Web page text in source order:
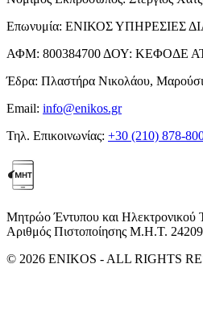
Επωνυμία: ΕΝΙΚΟΣ ΥΠΗΡΕΣΙΕΣ
ΑΦΜ: 800384700 ΔΟΥ: ΚΕΦΟΔΕ
Έδρα: Πλαστήρα Νικολάου,
Email: info@enikos.gr
Τηλ. Επικοινωνίας: +30 (210) 878-
Μητρώο Έντυπου και Ηλεκτρονικού
Αριθμός Πιστοποίησης Μ.Η.Τ.
© 2026 ENIKOS - ALL RIGHTS